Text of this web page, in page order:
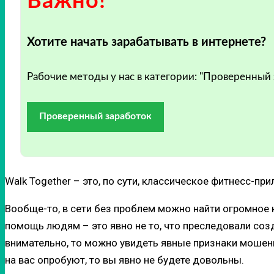
Хотите начать зарабатывать в интернете?
Рабочие методы у нас в категории: "Проверенный
Проверенный заработок
Walk Together – это, по сути, классическое фитнесс-
Вообще-то, в сети без проблем можно найти огромное
помощь людям – это явно не то, что преследовали
внимательно, то можно увидеть явные признаки
на вас опробуют, то вы явно не будете довольны.